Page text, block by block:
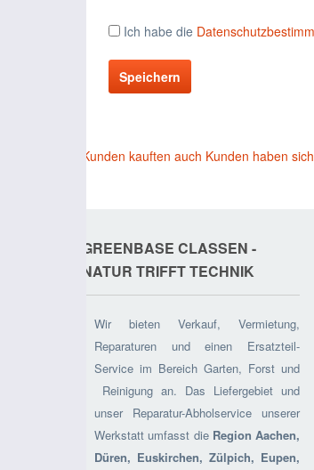
Ich habe die
Speichern
Kunden kauften auch Kunden haben
GREENBASE CLASSEN - N
ATUR TRIFFT TECHNIK
Wir bieten Verkauf, Vermietung,
Reparaturen und einen Ersatzteil-
Service im Bereich Garten, Forst und
Reinigung an. Das Liefergebiet und
unser Reparatur-Abholservice unserer
Werkstatt umfasst dieRegion Aachen,
Düren, Euskirchen, Zülpich, Eupen,